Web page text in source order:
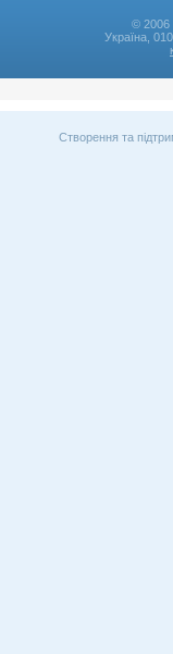
© 2006
Україна,
Створення та